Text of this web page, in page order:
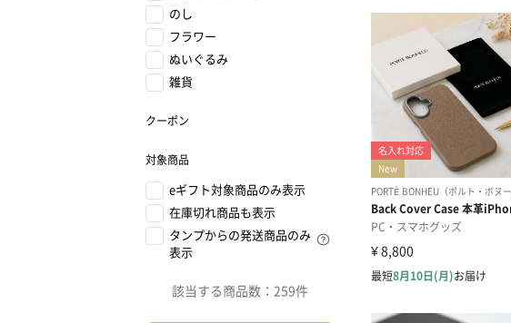
のし
フラワー
ぬいぐるみ
雑貨
クーポン
対象商品
eギフト対象商品のみ表示
在庫切れ商品も表示
タンプからの発送商品のみ
表示
該当する商品数： 259件